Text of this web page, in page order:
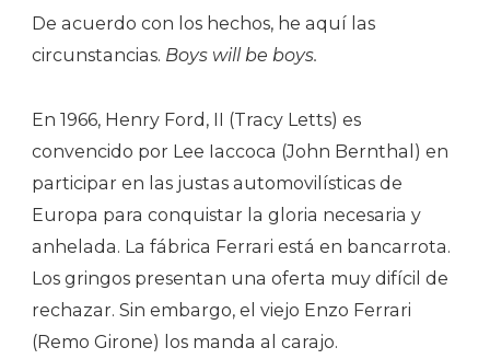
De acuerdo con los hechos, he aquí las
circunstancias. Boys will be boys.
En 1966, Henry Ford, II (Tracy Letts) es
convencido por Lee Iaccoca (John Bernthal) en
participar en las justas automovilísticas de
Europa para conquistar la gloria necesaria y
anhelada. La fábrica Ferrari está en bancarrota.
Los gringos presentan una oferta muy difícil de
rechazar. Sin embargo, el viejo Enzo Ferrari
(Remo Girone) los manda al carajo.